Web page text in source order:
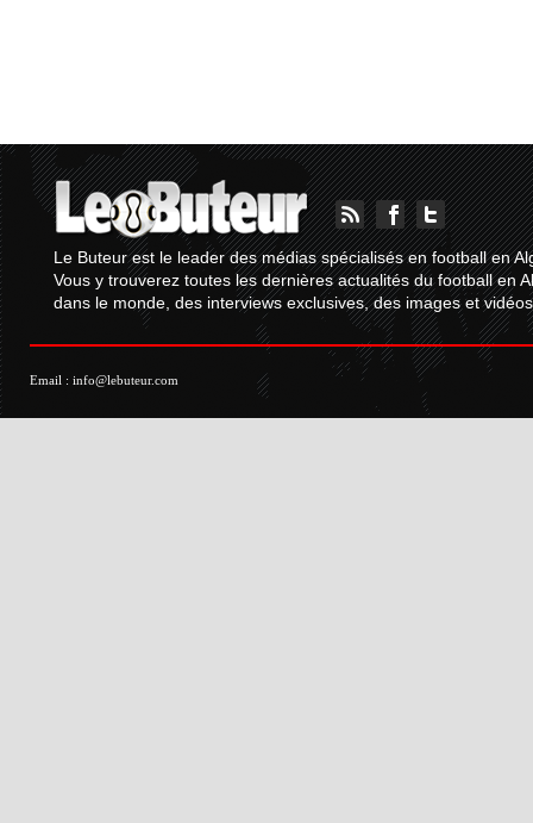
Le Buteur est le leader des médias spécialisés en football en
Vous y trouverez toutes les dernières actualités du football en
dans le monde, des interviews exclusives, des images et
Email : info@lebuteur.com